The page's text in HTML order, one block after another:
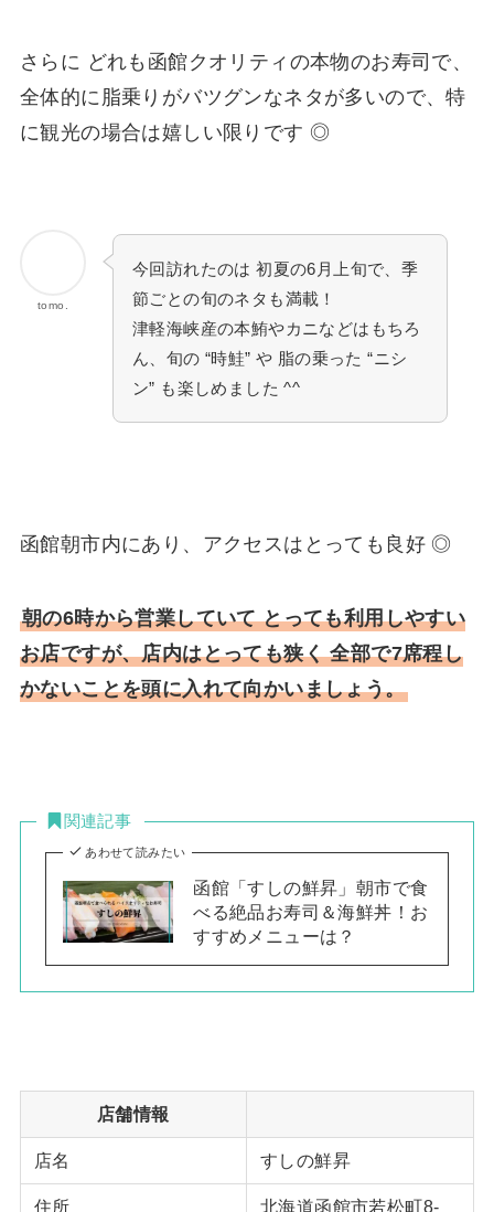
さらに どれも函館クオリティの本物のお寿司で、
全体的に脂乗りがバツグンなネタが多いので、特
に観光の場合は嬉しい限りです ◎
tomo.
今回訪れたのは 初夏の6月上旬で、季
節ごとの旬のネタも満載！
津軽海峡産の本鮪やカニなどはもちろ
ん、旬の “時鮭” や 脂の乗った “ニシ
ン” も楽しめました ^^
函館朝市内にあり、アクセスはとっても良好 ◎
朝の6時から営業していて とっても利用しやすい
お店ですが、店内はとっても狭く 全部で7席程し
かないことを頭に入れて向かいましょう。
関連記事
あわせて読みたい
函館「すしの鮮昇」朝市で食
べる絶品お寿司＆海鮮丼！お
すすめメニューは？
店舗情報
店名 すしの鮮昇
住所 北海道函館市若松町8-